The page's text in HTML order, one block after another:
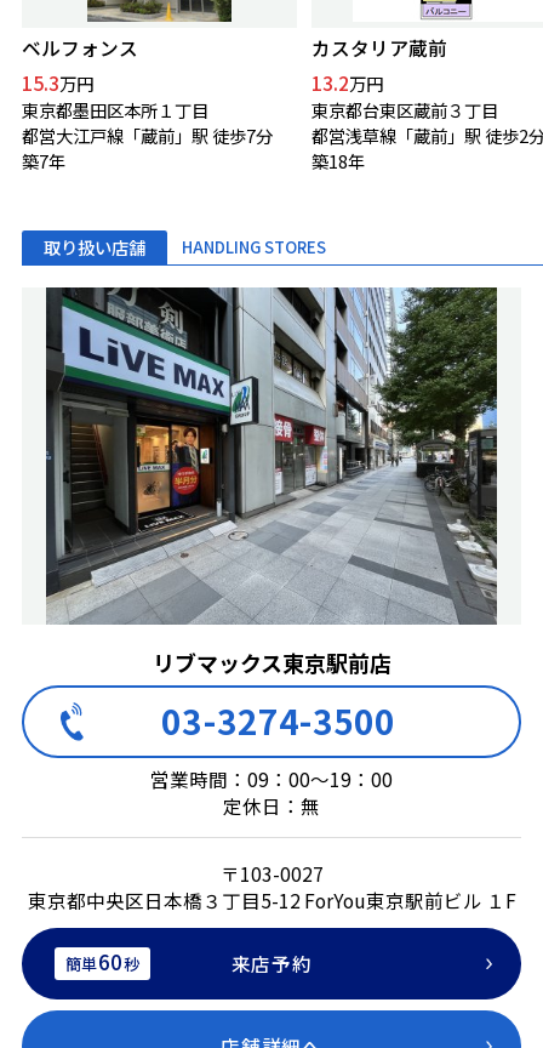
ベルフォンス
15.3万円
東京都墨田区本所１丁目
都営大江戸線「蔵前」駅 徒歩7分
築7年
カスタリア蔵前
13.2万円
東京都台東区蔵前３丁目
都営浅草線「蔵前」駅 徒歩2
築18年
取り扱い店舗 HANDLING STORES
リブマックス東京駅前店
03-3274-3500
営業時間：09：00～19：00
定休日：無
〒103-0027
東京都中央区日本橋３丁目5-12 ForYou東京駅前ビル １F
簡単60秒 来店予約